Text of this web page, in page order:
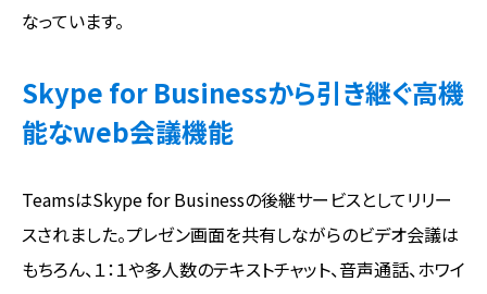
なっています。
Skype for Businessから引き継ぐ高機
能なweb会議機能
TeamsはSkype for Businessの後継サービスとしてリリー
スされました。プレゼン画面を共有しながらのビデオ会議は
もちろん、１：１や多人数のテキストチャット、音声通話、ホワイ